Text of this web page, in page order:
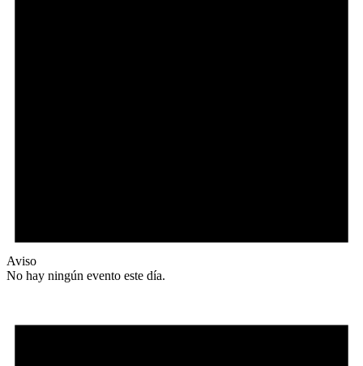
Aviso
No hay ningún evento este día.